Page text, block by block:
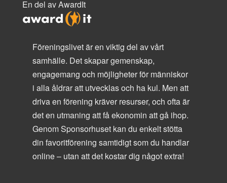
En del av AwardIt
Föreningslivet är en viktig del av vårt
samhälle. Det skapar gemenskap,
engagemang och möjligheter för människor
i alla åldrar att utvecklas och ha kul. Men att
driva en förening kräver resurser, och ofta är
det en utmaning att få ekonomin att gå ihop.
Genom Sponsorhuset kan du enkelt stötta
din favoritförening samtidigt som du handlar
online – utan att det kostar dig något extra!